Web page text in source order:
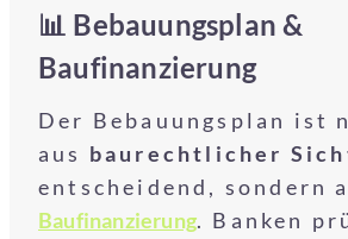
📊 Bebauungsplan &
Baufinanzierung
Der Bebauungsplan ist
aus baurechtlicher
entscheidend, sondern
Baufinanzierung. Banken